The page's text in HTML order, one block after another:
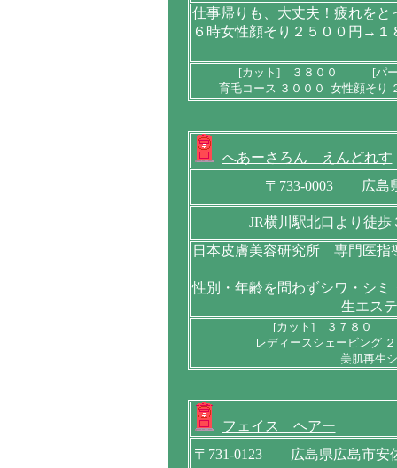
仕事帰りも、大丈夫！疲れを
６時女性顔そり２５００円→１
[カット] ３８００ [パ
育毛コース ３０００ 女性顔そり
へあーさろん えんどれす
〒733-0003 広島
JR横川駅北口より徒
日本皮膚美容研究所 専門医
性別・年齢を問わずシワ・シ
生エス
[カット] ３７８
レディースシェービング
美肌再生
フェイス ヘアー
〒731-0123 広島県広島市安